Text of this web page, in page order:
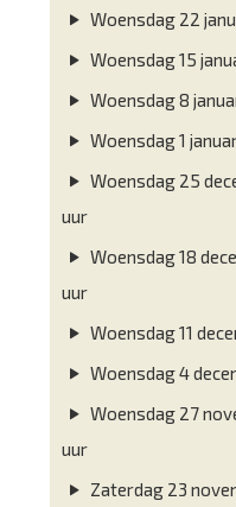
Woensdag 22
Woensdag 15
Woensdag 8
Woensdag 1
Woensdag 25
uur
Woensdag 18
uur
Woensdag 11
Woensdag 4
Woensdag 27
uur
Zaterdag 23